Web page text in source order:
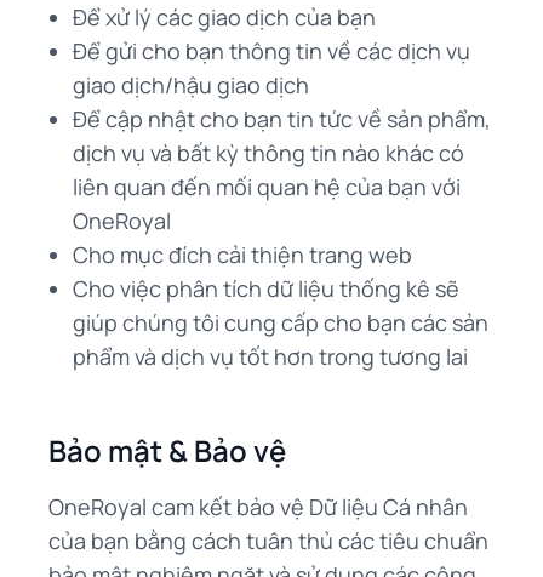
Để xử lý các giao dịch của bạn
Để gửi cho bạn thông tin về các dịch vụ
giao dịch/hậu giao dịch
Để cập nhật cho bạn tin tức về sản phẩm,
dịch vụ và bất kỳ thông tin nào khác có
liên quan đến mối quan hệ của bạn với
OneRoyal
Cho mục đích cải thiện trang web
Cho việc phân tích dữ liệu thống kê sẽ
giúp chúng tôi cung cấp cho bạn các sản
phẩm và dịch vụ tốt hơn trong tương lai
Bảo mật & Bảo vệ
OneRoyal cam kết bảo vệ Dữ liệu Cá nhân
của bạn bằng cách tuân thủ các tiêu chuẩn